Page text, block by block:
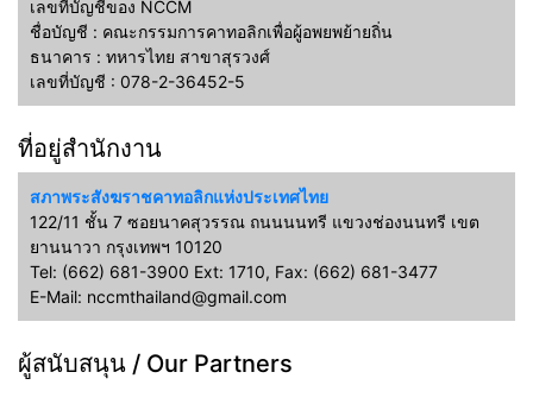
เลขที่บัญชีของ NCCM
ชื่อบัญชี : คณะกรรมการคาทอลิกเพื่อผู้อพยพย้ายถิ่น
ธนาคาร : ทหารไทย สาขาสุรวงศ์
เลขที่บัญชี : 078-2-36452-5
ที่อยู่สำนักงาน
สภาพระสังฆราชคาทอลิกแห่งประเทศไทย
122/11 ชั้น 7 ซอยนาคสุวรรณ ถนนนนทรี แขวงช่องนนทรี เขต
ยานนาวา กรุงเทพฯ 10120
Tel: (662) 681-3900 Ext: 1710, Fax: (662) 681-3477
E-Mail: nccmthailand@gmail.com
ผู้สนับสนุน / Our Partners